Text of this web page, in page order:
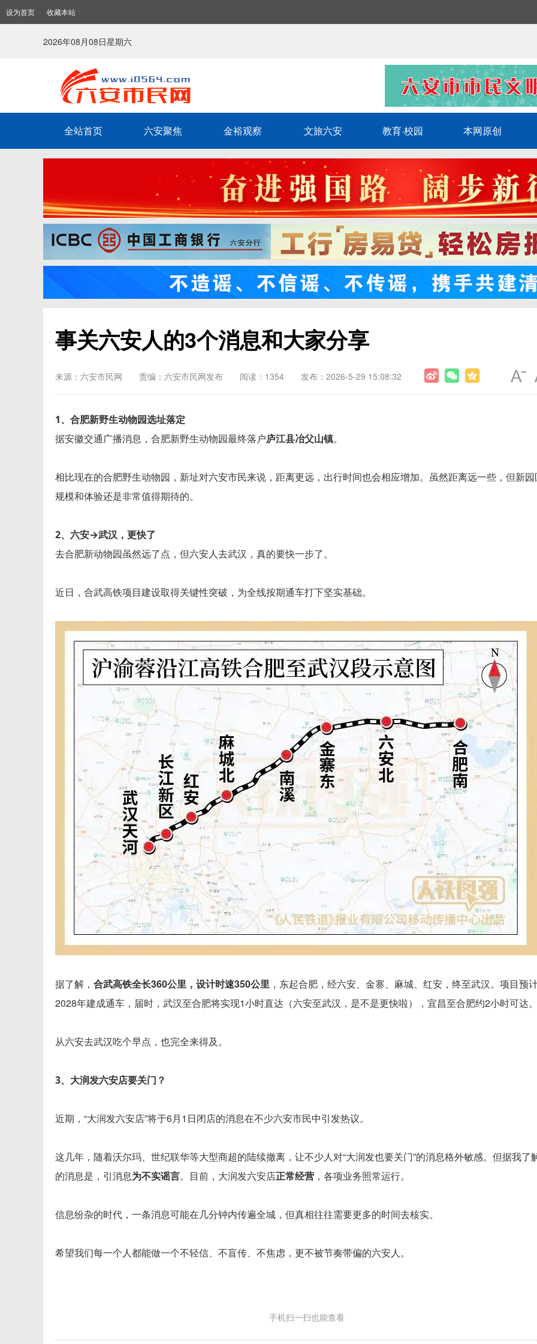
设为首页 收藏本站
2026年08月08日星期六
全站首页 六安聚焦 金裕观察 文旅六安 教育·校园 本网原创
事关六安人的3个消息和大家分享
来源：六安市民网 责编：六安市民网发布 阅读：1354 发布：2026-5-29 15:08:32
1、合肥新野生动物园选址落定
据安徽交通广播消息，合肥新野生动物园最终落户庐江县冶父山镇。
相比现在的合肥野生动物园，新址对六安市民来说，距离更远，出行时间也会相应增加。虽然距离远一些，但新
规模和体验还是非常值得期待的。
2、六安→武汉，更快了
去合肥新动物园虽然远了点，但六安人去武汉，真的要快一步了。
近日，合武高铁项目建设取得关键性突破，为全线按期通车打下坚实基础。
据了解， 合武高铁全长360公里，设计时速350公里 ，东起合肥，经六安、金寨、麻城、红安，终至武汉。项目预
2028年建成通车，届时，武汉至合肥将实现1小时直达（六安至武汉，是不是更快啦），宜昌至合肥约2小时可达
从六安去武汉吃个早点，也完全来得及。
3、大润发六安店要关门？
近期，“大润发六安店”将于6月1日闭店的消息在不少六安市民中引发热议。
这几年，随着沃尔玛、世纪联华等大型商超的陆续撤离，让不少人对“大润发也要关门”的消息格外敏感。但据我了
的消息是，引消息为不实谣言。目前，大润发六安店正常经营 ，各项业务照常运行。
信息纷杂的时代，一条消息可能在几分钟内传遍全城，但真相往往需要更多的时间去核实。
希望我们每一个人都能做一个不轻信、不盲传、不焦虑，更不被节奏带偏的六安人。
手机扫一扫也能查看